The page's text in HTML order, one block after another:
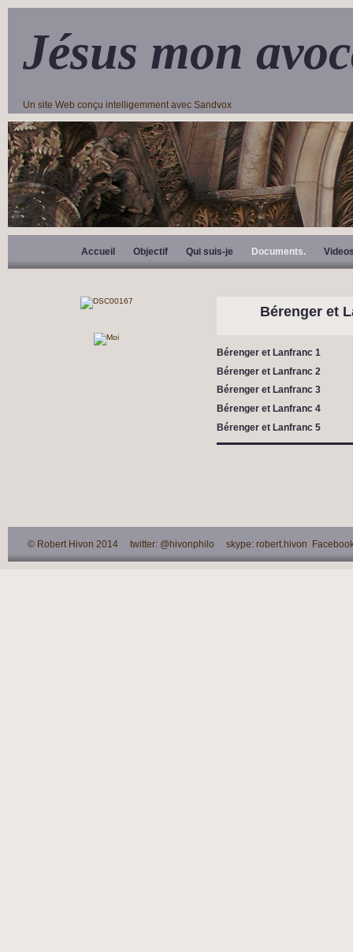
Jésus mon
Un site Web conçu intelligemment avec Sandvox
Accueil Objectif Qui suis-je Documents.
Bérenger et
Bérenger et Lanfranc 1
Bérenger et Lanfranc 2
Bérenger et Lanfranc 3
Bérenger et Lanfranc 4
Bérenger et Lanfranc 5
© Robert Hivon 2014 twitter: @hivonphilo skype: robert.hivon